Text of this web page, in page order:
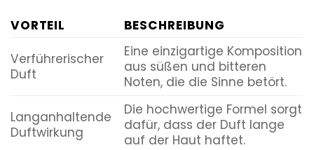
VORTEIL
BESCHREIBUNG
Verführerischer
Duft
Eine einzigartige Komposition
aus süßen und bitteren
Noten, die die Sinne betört.
Langanhaltende
Duftwirkung
Die hochwertige Formel sorgt
dafür, dass der Duft lange
auf der Haut haftet.